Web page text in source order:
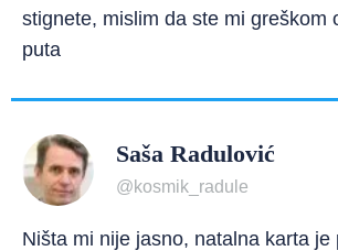
stignete, mislim da ste mi greškom
puta
Saša Radulović
@kosmik_radule
Ništa mi nije jasno, natalna karta je